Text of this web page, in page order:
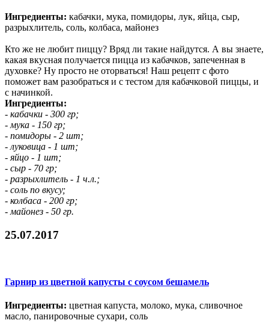
Ингредиенты: кабачки, мука, помидоры, лук, яйца, сыр,
разрыхлитель, соль, колбаса, майонез
Кто же не любит пиццу? Вряд ли такие найдутся. А вы знаете,
какая вкусная получается пицца из кабачков, запеченная в
духовке? Ну просто не оторваться! Наш рецепт с фото
поможет вам разобраться и с тестом для кабачковой пиццы, и
с начинкой.
Ингредиенты:
- кабачки - 300 гр;
- мука - 150 гр;
- помидоры - 2 шт;
- луковица - 1 шт;
- яйцо - 1 шт;
- сыр - 70 гр;
- разрыхлитель - 1 ч.л.;
- соль по вкусу;
- колбаса - 200 гр;
- майонез - 50 гр.
25.07.2017
Гарнир из цветной капусты с соусом бешамель
Ингредиенты: цветная капуста, молоко, мука, сливочное
масло, панировочные сухари, соль